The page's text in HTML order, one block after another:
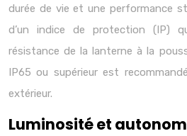
durée de vie et une performance
d’un indice de protection (IP)
résistance de la lanterne à la
IP65 ou supérieur est
extérieur.
Luminosité et